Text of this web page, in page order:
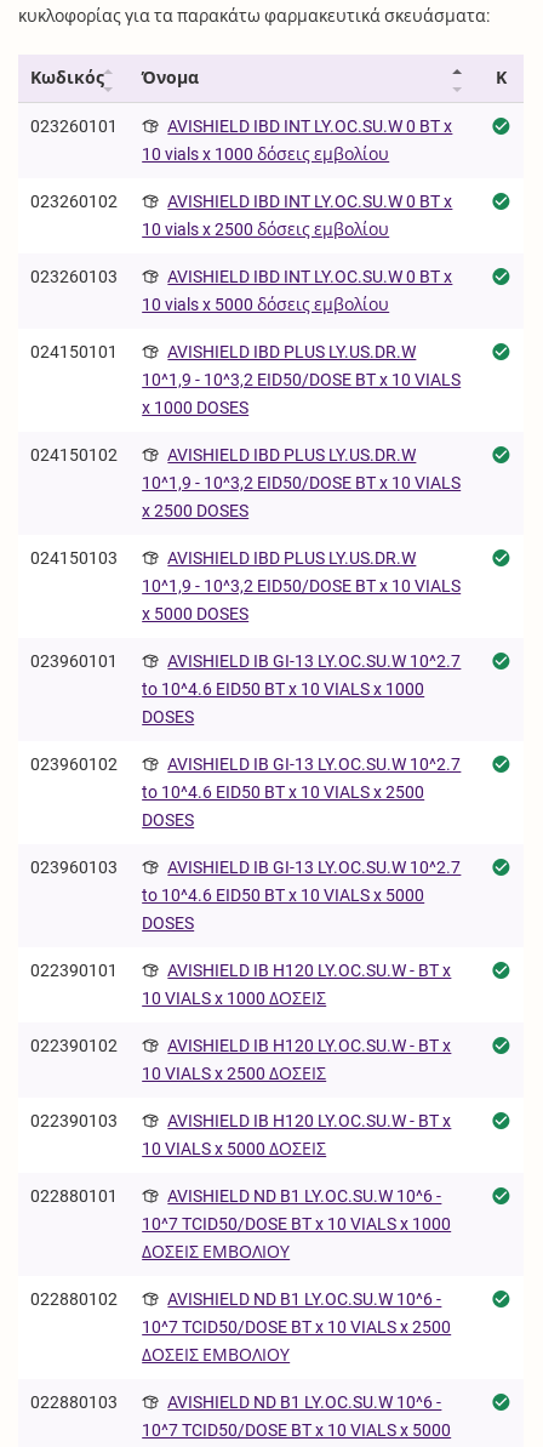
κυκλοφορίας για τα παρακάτω φαρμακευτικά σκευάσματα:
Κωδικός Όνομα Κ
023260101
AVISHIELD IBD INT LY.OC.SU.W 0 BT x
10 vials x 1000 δόσεις εμβολίου
023260102
AVISHIELD IBD INT LY.OC.SU.W 0 BT x
10 vials x 2500 δόσεις εμβολίου
023260103
AVISHIELD IBD INT LY.OC.SU.W 0 BT x
10 vials x 5000 δόσεις εμβολίου
024150101
AVISHIELD IBD PLUS LY.US.DR.W
10^1,9 - 10^3,2 EID50/DOSE BT x 10 VIALS
x 1000 DOSES
024150102
AVISHIELD IBD PLUS LY.US.DR.W
10^1,9 - 10^3,2 EID50/DOSE BT x 10 VIALS
x 2500 DOSES
024150103
AVISHIELD IBD PLUS LY.US.DR.W
10^1,9 - 10^3,2 EID50/DOSE BT x 10 VIALS
x 5000 DOSES
023960101
AVISHIELD IB GI-13 LY.OC.SU.W 10^2.7
to 10^4.6 EID50 BT x 10 VIALS x 1000
DOSES
023960102
AVISHIELD IB GI-13 LY.OC.SU.W 10^2.7
to 10^4.6 EID50 BT x 10 VIALS x 2500
DOSES
023960103
AVISHIELD IB GI-13 LY.OC.SU.W 10^2.7
to 10^4.6 EID50 BT x 10 VIALS x 5000
DOSES
022390101
AVISHIELD IB H120 LY.OC.SU.W - BT x
10 VIALS x 1000 ΔΟΣΕΙΣ
022390102
AVISHIELD IB H120 LY.OC.SU.W - BT x
10 VIALS x 2500 ΔΟΣΕΙΣ
022390103
AVISHIELD IB H120 LY.OC.SU.W - BT x
10 VIALS x 5000 ΔΟΣΕΙΣ
022880101
AVISHIELD ND B1 LY.OC.SU.W 10^6 -
10^7 TCID50/DOSE BT x 10 VIALS x 1000
ΔΟΣΕΙΣ ΕΜΒΟΛΙΟΥ
022880102
AVISHIELD ND B1 LY.OC.SU.W 10^6 -
10^7 TCID50/DOSE BT x 10 VIALS x 2500
ΔΟΣΕΙΣ ΕΜΒΟΛΙΟΥ
022880103
AVISHIELD ND B1 LY.OC.SU.W 10^6 -
10^7 TCID50/DOSE BT x 10 VIALS x 5000